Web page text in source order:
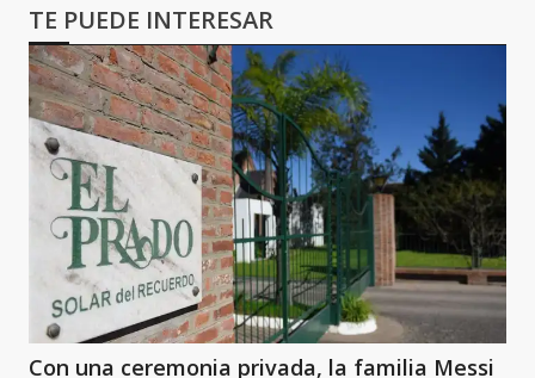
TE PUEDE INTERESAR
Con una ceremonia privada, la familia Messi